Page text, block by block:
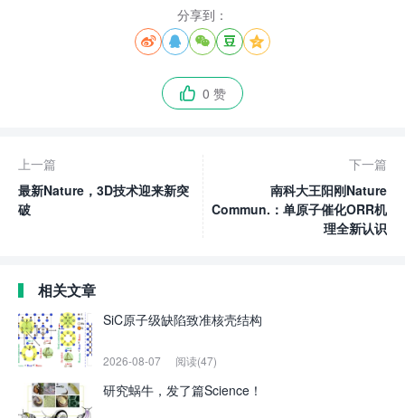
分享到：
    
 0 赞
上一篇
最新Nature，3D技术迎来新突
破
下一篇
南科大王阳刚Nature
Commun.：单原子催化ORR机
理全新认识
相关文章
SiC原子级缺陷致准核壳结构
2026-08-07 阅读(47)
研究蜗牛，发了篇Science！